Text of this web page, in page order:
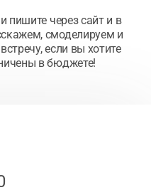
пишите через сайт и в
смоделируем и
если вы хотите
в бюджете!